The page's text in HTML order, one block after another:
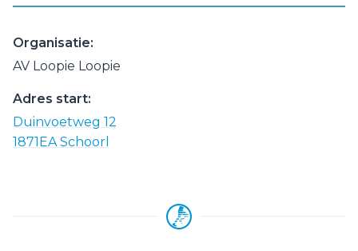
Organisatie:
AV Loopie Loopie
Adres start:
Duinvoetweg 12
1871EA Schoorl